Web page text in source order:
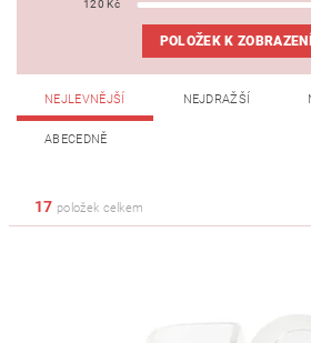
120 Kč
POLOŽEK K
NEJLEVNĚJŠÍ NEJDRAŽŠÍ
ABECEDNĚ
17 položek celkem